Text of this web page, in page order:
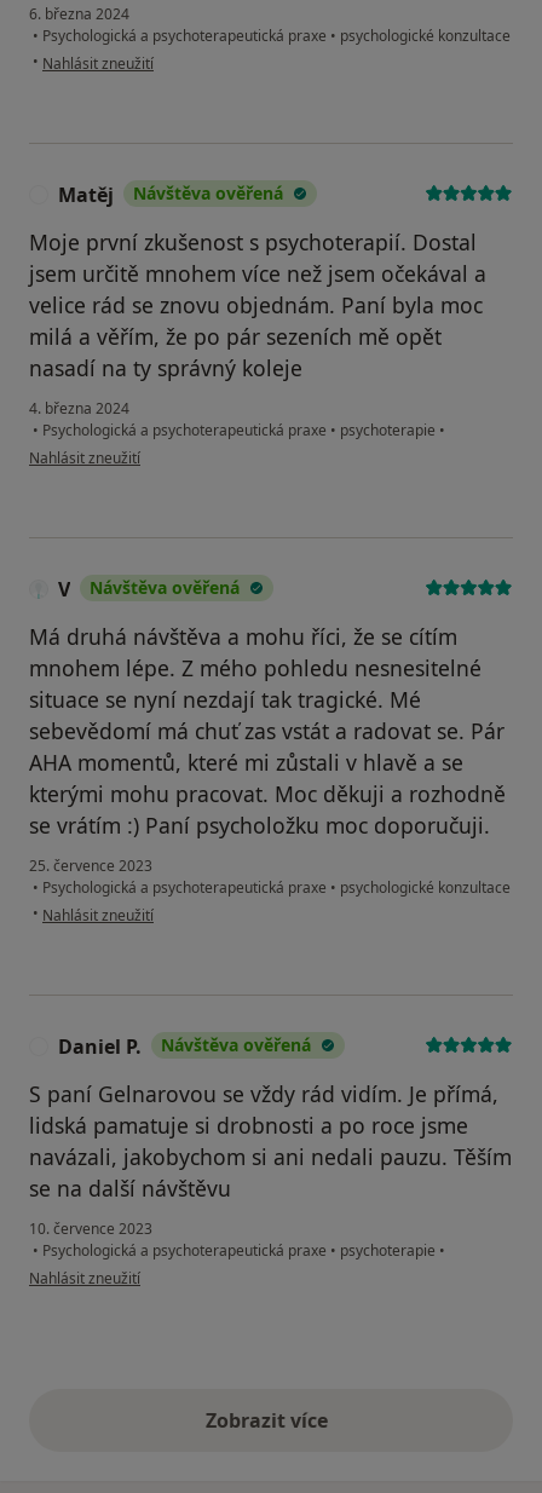
6. března 2024
• Psychologická a psychoterapeutická praxe • psychologické konzultace
• podle názoru uživatele T.A.
Nahlásit zneužití
Matěj Návštěva ověřená
Moje první zkušenost s psychoterapií. Dostal
jsem určitě mnohem více než jsem očekával a
velice rád se znovu objednám. Paní byla moc
milá a věřím, že po pár sezeních mě opět
nasadí na ty správný koleje
4. března 2024
• Psychologická a psychoterapeutická praxe • psychoterapie •
podle názoru uživatele Matěj
Nahlásit zneužití
V Návštěva ověřená
Má druhá návštěva a mohu říci, že se cítím
mnohem lépe. Z mého pohledu nesnesitelné
situace se nyní nezdají tak tragické. Mé
sebevědomí má chuť zas vstát a radovat se. Pár
AHA momentů, které mi zůstali v hlavě a se
kterými mohu pracovat. Moc děkuji a rozhodně
se vrátím :) Paní psycholožku moc doporučuji.
25. července 2023
• Psychologická a psychoterapeutická praxe • psychologické konzultace
• podle názoru uživatele V
Nahlásit zneužití
Daniel P. Návštěva ověřená
S paní Gelnarovou se vždy rád vidím. Je přímá,
lidská pamatuje si drobnosti a po roce jsme
navázali, jakobychom si ani nedali pauzu. Těším
se na další návštěvu
10. července 2023
• Psychologická a psychoterapeutická praxe • psychoterapie •
podle názoru uživatele Daniel P.
Nahlásit zneužití
Zobrazit vícevýše uvedené názory